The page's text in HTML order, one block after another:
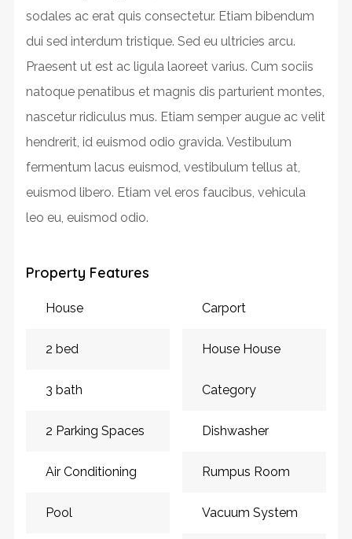
sodales ac erat quis consectetur. Etiam bibendum
dui sed interdum tristique. Sed eu ultricies arcu.
Praesent ut est ac ligula laoreet varius. Cum sociis
natoque penatibus et magnis dis parturient montes,
nascetur ridiculus mus. Etiam semper augue ac velit
hendrerit, id euismod odio gravida. Vestibulum
fermentum lacus euismod, vestibulum tellus at,
euismod libero. Etiam vel eros faucibus, vehicula
leo eu, euismod odio.
Property Features
House
2 bed
3 bath
2 Parking Spaces
Air Conditioning
Pool
Carport
House House
Category
Dishwasher
Rumpus Room
Vacuum System